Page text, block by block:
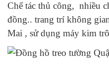
Chế tác thủ công, nhiều
đồng.. trang trí không
Mai , sử dụng máy kim